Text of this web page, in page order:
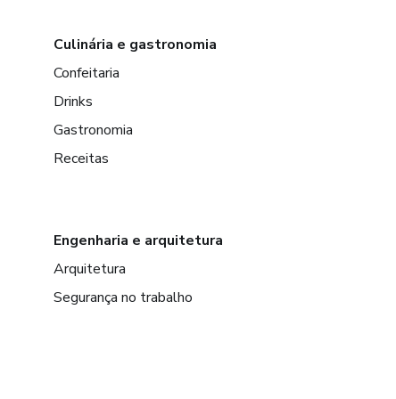
Culinária e gastronomia
Confeitaria
Drinks
Gastronomia
Receitas
Engenharia e arquitetura
Arquitetura
Segurança no trabalho